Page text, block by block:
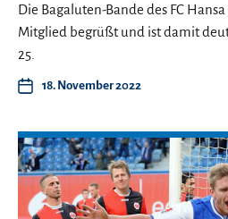
Die Bagaluten-Bande des FC
Mitglied begrüßt und ist damit
25.
18. November 2022